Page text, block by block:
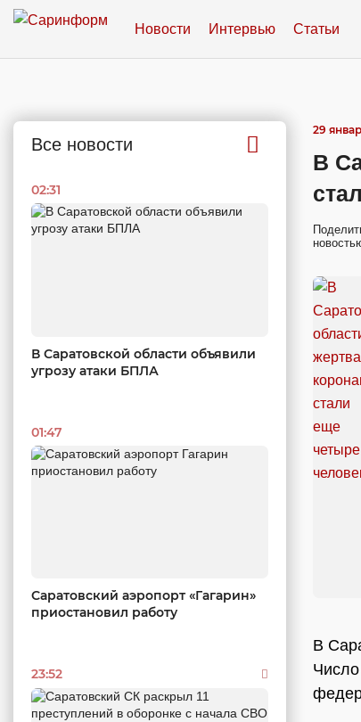
Новости Интервью Статьи
Все новости
02:31
В Саратовской области объявили
угрозу атаки БПЛА
01:47
Саратовский аэропорт «Гагарин»
приостановил работу
23:52
29
В
В